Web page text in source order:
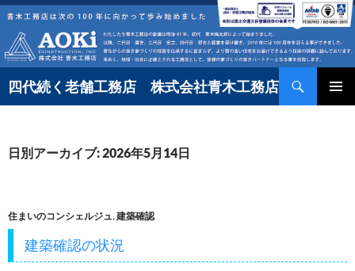
コ
テ
ン
ツ
ス
プ
四代続く老舗工務店 株式会社青木工務店
検
索
日別アーカイブ: 2026年5月14日
住まいのコンシェルジュ,建築確認
建築確認の状況